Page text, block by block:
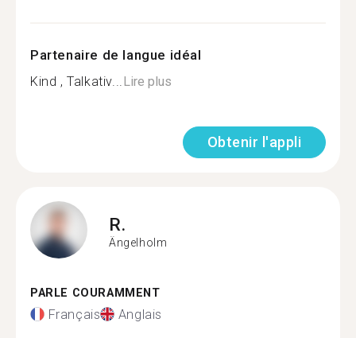
Partenaire de langue idéal
Kind , Talkativ...Lire plus
Obtenir l'appli
R.
Ängelholm
PARLE COURAMMENT
Français Anglais